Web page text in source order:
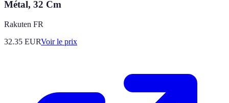
Métal, 32 Cm
Rakuten FR
32.35 EURVoir le prix